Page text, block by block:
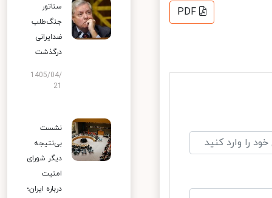
PDF
سناتور
جنگ‌طلب
ضدایرانی
درگذشت
1405/04/
نشست
بی‌نتیجه
دیگر شورای
امنیت
درباره ایران؛